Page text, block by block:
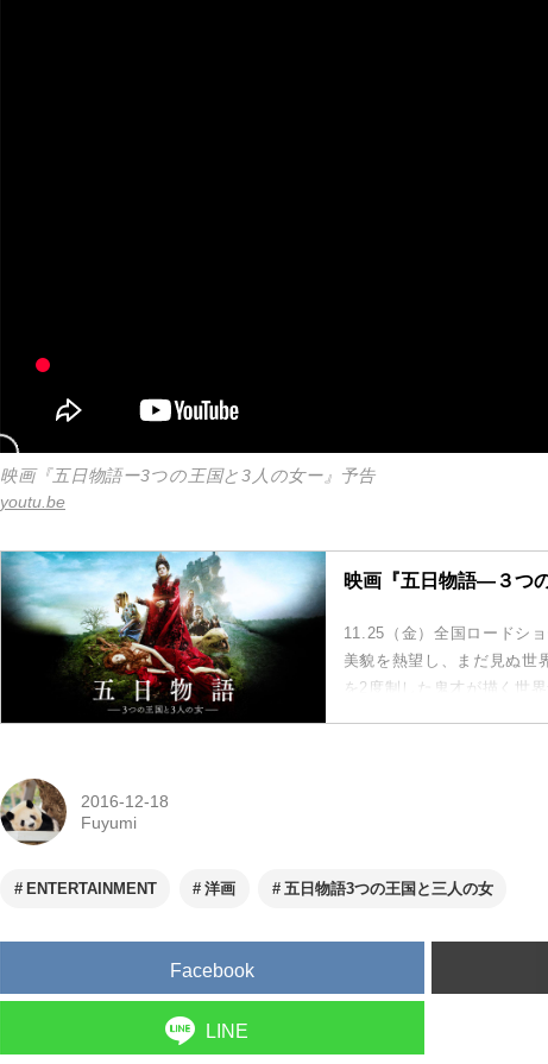
映画『五日物語ー3つの王国と3人の女ー』予告
youtu.be
映画『五日物語—３つ
11.25（金）全国ロードシ
美貌を熱望し、まだ見ぬ世
を2度制した鬼才が描く世
2016-12-18
Fuyumi
ENTERTAINMENT 洋画 五日物語3つの王国と三人の女
Facebook
LINE